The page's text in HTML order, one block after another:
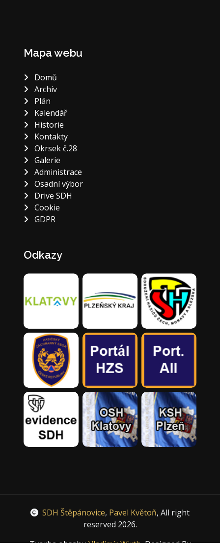
Mapa webu
Domů
Archiv
Plán
Kalendář
Historie
Kontakty
Okrsek č.28
Galerie
Administrace
Osadní výbor
Drive SDH
Cookie
GDPR
Odkazy
SDH Štěpánovice, Pavel Květoň, All right
reserved 2026.
Tvorba obsahuVladimír Wirth, Designed By